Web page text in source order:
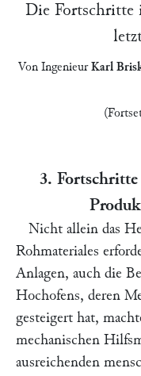
Die Fortschritte
Von IngenieurKarl
3. Fortschritte
Nicht allein das
Rohmateriales
Anlagen, auch die
Hochofens, deren
gesteigert hat,
mechanischen
ausreichenden